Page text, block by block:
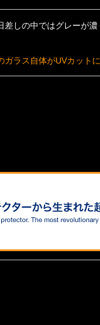
しの中ではグレーが
ラス自体がUVカット